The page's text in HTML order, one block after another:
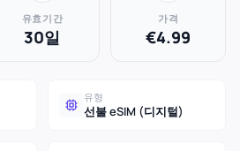
유효기간
30일
가격
€4.99
유형
선불 eSIM (디지털)